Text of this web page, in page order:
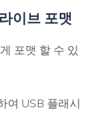
이브 포맷
포맷 할 수 있
여 USB 플래시